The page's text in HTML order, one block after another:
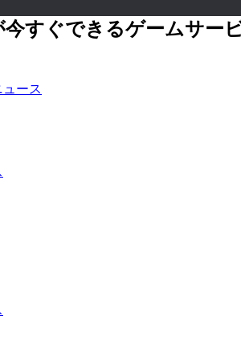
すぐできるゲームサー
ュース